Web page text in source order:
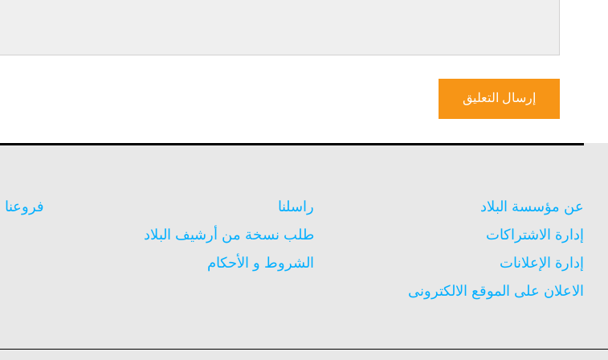
عن مؤسسة البلاد
إدارة الاشتراكات
إدارة الإعلانات
الاعلان على الموقع الالكترونى
راسلنا
طلب نسخة من أرشيف البلاد
الشروط و الأحكام
فروعنا